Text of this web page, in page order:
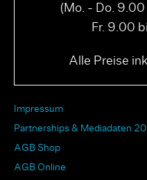
(Mo. - Do.
Fr. 9.00
Alle Preise
Impressum
Partnerships & Mediadaten
AGB Shop
AGB Online